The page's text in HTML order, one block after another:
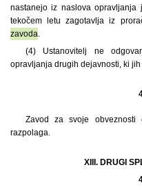
nastanejo iz naslova
tekočem letu zagotavlja iz
zavoda.
(4) Ustanovitelj ne
opravljanja drugih dejavnosti, ki
Zavod za svoje obveznosti
razpolaga.
XIII. DRUGI